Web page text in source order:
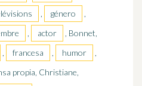
, género
,
, actor
, Bonnet,
, francesa , humor
,
propia, Christiane,